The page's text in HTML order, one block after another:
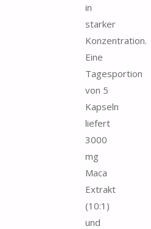
in
starker
Konzentration.
Eine
Tagesportion
von 5
Kapseln
liefert
3000
mg
Maca
Extrakt
(10:1)
und